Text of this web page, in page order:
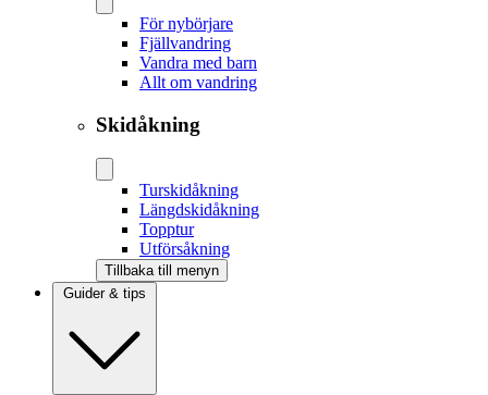
För nybörjare
Fjällvandring
Vandra med barn
Allt om vandring
Skidåkning
Tur­skidåkning
Längd­skidåkning
Topptur
Utförsåkning
Tillbaka till menyn
Guider & tips